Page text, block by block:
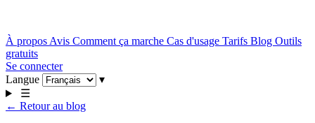
À propos Avis Comment ça marche Cas d'usage Tarifs Blog Outils
gratuits
Se connecter
Langue
▾
☰
← Retour au blog